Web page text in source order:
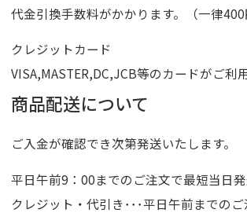
代金引換手数料がかかります。（一律400
クレジットカード
VISA,MASTER,DC,JCB等のカードがご利
商品配送について
ご入金が確認でき次第発送いたします。
平日午前9：00までのご注文で最短当日
クレジット・代引き･･･平日午前までの